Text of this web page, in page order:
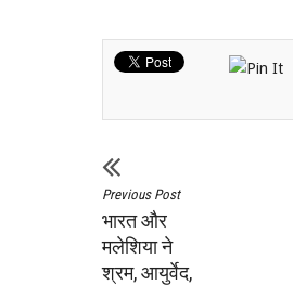
Previous Post
भारत और
मलेशिया ने
श्रम, आयुर्वेद,